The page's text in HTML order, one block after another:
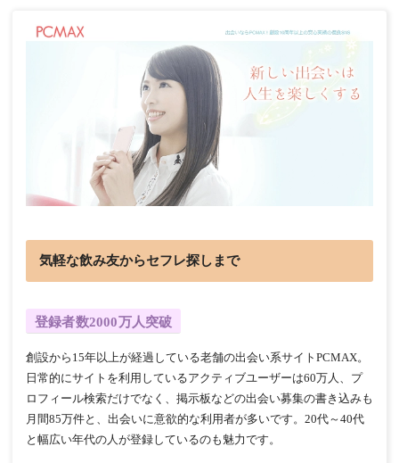
気軽な飲み友からセフレ探しまで
登録者数2000万人突破
創設から15年以上が経過している老舗の出会い系サイトPCMAX。
日常的にサイトを利用しているアクティブユーザーは60万人、プ
ロフィール検索だけでなく、掲示板などの出会い募集の書き込みも
月間85万件と、出会いに意欲的な利用者が多いです。20代～40代
と幅広い年代の人が登録しているのも魅力です。